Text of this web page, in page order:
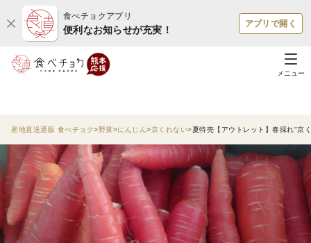
食べチョクアプリ
便利なお知らせが充実！
アプリで開く
メニュー
産地直送通販 食べチョク 野菜 にんじん 京くれない 夏特売【アウトレット】春採れ"京